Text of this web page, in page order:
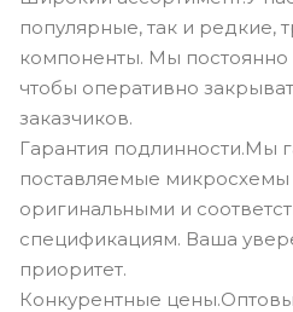
популярные, так и редкие,
компоненты. Мы
чтобы оперативно
заказчиков.
Гарантия подлинности.Мы
поставляемые микросхемы
оригинальными и
спецификациям. Ваша
приоритет.
Конкурентные